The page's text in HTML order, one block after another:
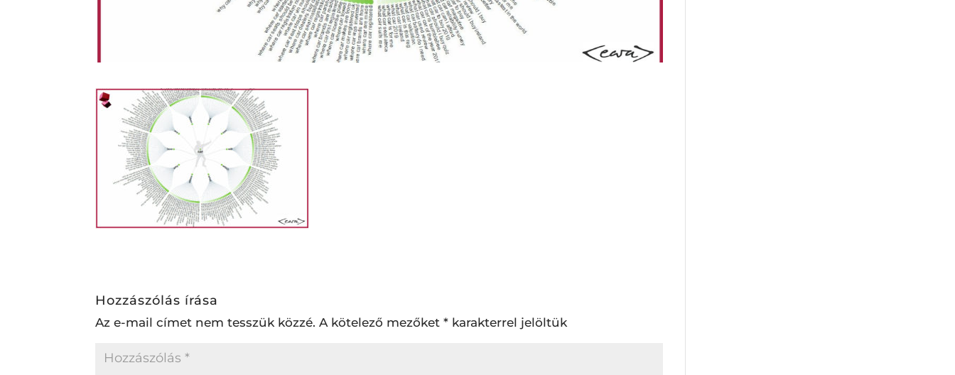
Hozzászólás írása
Az e-mail címet nem tesszük közzé. A kötelező mezőket* karakterrel jelöltük